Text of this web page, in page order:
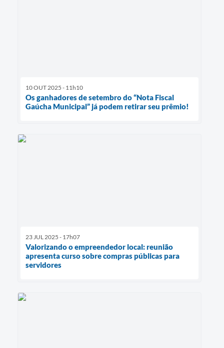
10 OUT 2025 - 11h10
Os ganhadores de setembro do “Nota Fiscal
Gaúcha Municipal” já podem retirar seu prêmio!
23 JUL 2025 - 17h07
Valorizando o empreendedor local: reunião
apresenta curso sobre compras públicas para
servidores